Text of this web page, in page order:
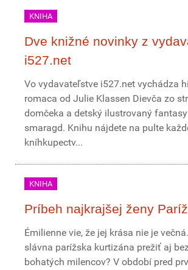
KNIHA
Dve knižné novinky z
i527.net
Vo vydavateľstve i527.net vychádza
romaca od Julie Klassen Dievča zo
domčeka a detský ilustrovaný
smaragd. Knihu nájdete na pulte
kníhkupectv...
KNIHA
Príbeh najkrajšej ženy
Émilienne vie, že jej krása nie je
slávna parížska kurtizána prežiť aj
bohatých milencov? V období pred